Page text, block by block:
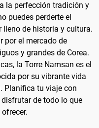
la perfección tradición y
puedes perderte el
lleno de historia y cultura.
por el mercado de
y grandes de Corea.
la Torre Namsan es el
por su vibrante vida
Planifica tu viaje con
de todo lo que